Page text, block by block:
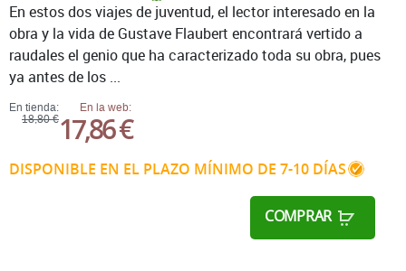
En tienda:
18,80 €
En la web:
17,86 €
DISPONIBLE EN EL PLAZO MÍNIMO DE 7-10 DÍAS
COMPRAR
En estos dos viajes de juventud, el lector interesado en la
obra y la vida de Gustave Flaubert encontrará vertido a
raudales el genio que ha caracterizado toda su obra, pues
ya antes de los ...